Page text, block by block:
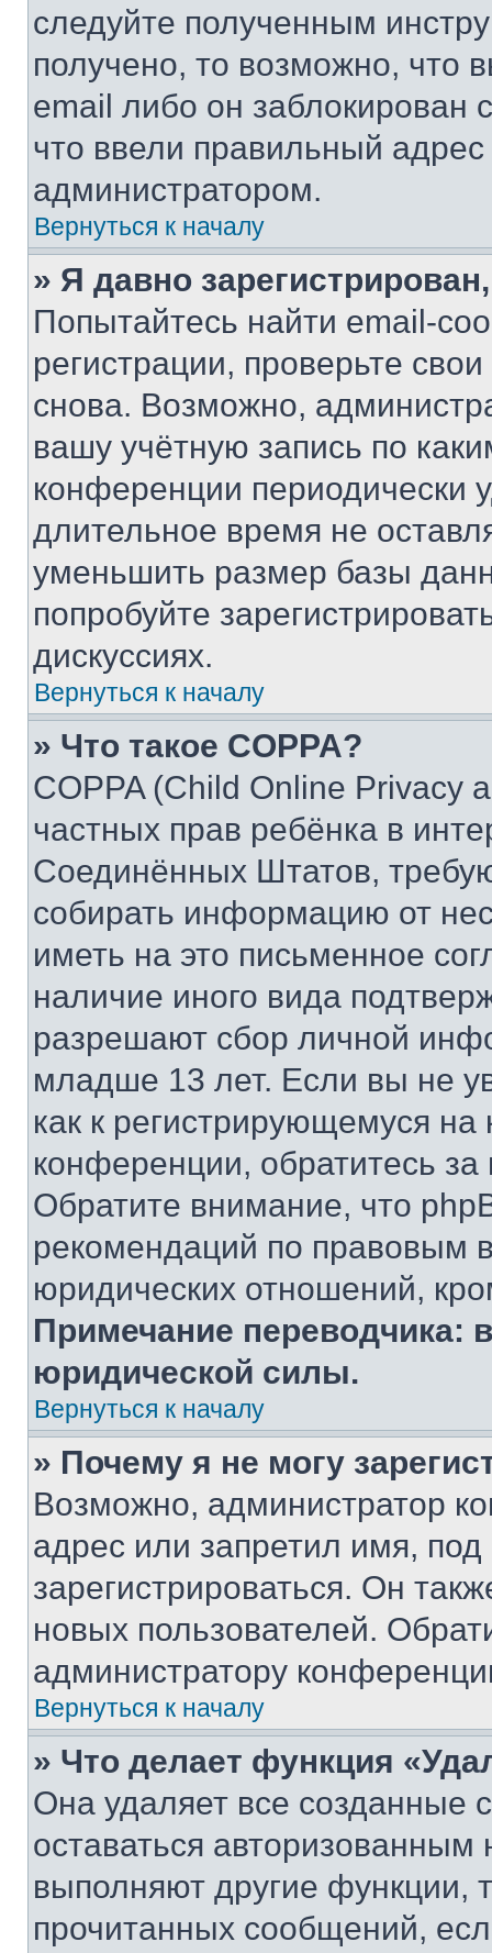
следуйте полученным
получено, то возможно, что
email либо он
что ввели правильный адрес
администратором.
Вернуться к началу
» Я давно
Попытайтесь найти email-
регистрации, проверьте
снова. Возможно,
вашу учётную запись по
конференции периодически
длительное время не
уменьшить размер базы
попробуйте
дискуссиях.
Вернуться к началу
» Что такое COPPA?
COPPA (Child Online Privacy
частных прав ребёнка в
Соединённых Штатов,
собирать информацию от
иметь на это письменное
наличие иного вида
разрешают сбор личной
младше 13 лет. Если вы не
как к регистрирующемуся
конференции, обратитесь
Обратите внимание, что
рекомендаций по правовым
юридических отношений,
Примечание переводчика:
юридической силы.
Вернуться к началу
» Почему я не могу
Возможно, администратор
адрес или запретил имя,
зарегистрироваться. Он
новых пользователей.
администратору
Вернуться к началу
» Что делает функция
Она удаляет все созданные
оставаться
выполняют другие функции,
прочитанных сообщений,